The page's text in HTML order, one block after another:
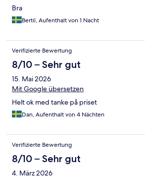
Bra
Bertil, Aufenthalt von 1 Nacht
Verifizierte Bewertung
8/10 – Sehr gut
15. Mai 2026
Mit Google übersetzen
Helt ok med tanke på priset
Dan, Aufenthalt von 4 Nächten
Verifizierte Bewertung
8/10 – Sehr gut
4. März 2026